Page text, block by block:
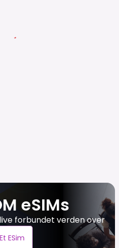
eSIMs
forbundet verden over
ESim